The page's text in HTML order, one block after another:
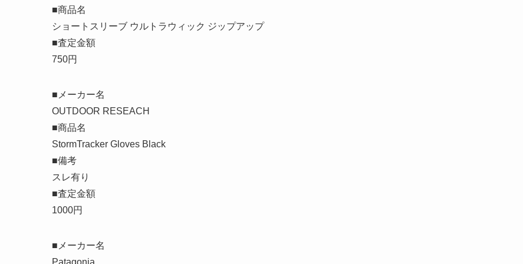
■商品名
ショートスリーブ ウルトラウィック ジップアップ
■査定金額
750円
■メーカー名
OUTDOOR RESEACH
■商品名
StormTracker Gloves Black
■備考
スレ有り
■査定金額
1000円
■メーカー名
Patagonia